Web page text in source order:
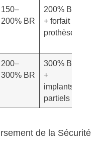
150–
200% BR
200% BR
+ forfait
prothèses
200–
300% BR
300% BR
+
implants
partiels
de la Sécurité